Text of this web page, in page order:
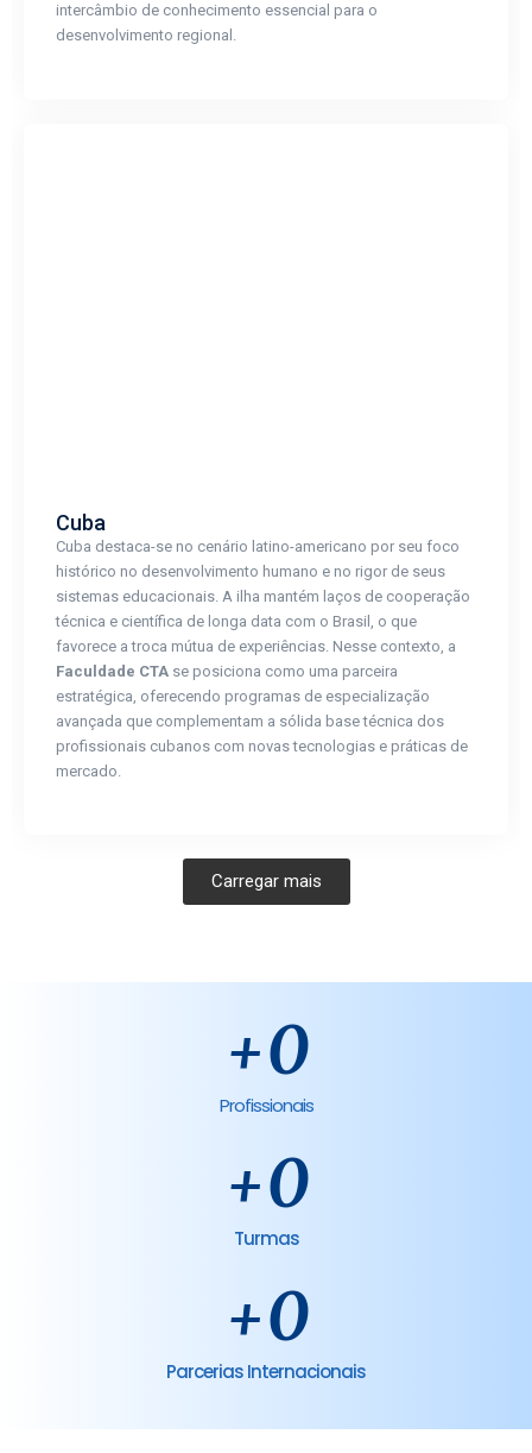
intercâmbio de conhecimento essencial para o
desenvolvimento regional.
Cuba
Cuba destaca-se no cenário latino-americano por seu foco
histórico no desenvolvimento humano e no rigor de seus
sistemas educacionais. A ilha mantém laços de cooperação
técnica e científica de longa data com o Brasil, o que
favorece a troca mútua de experiências. Nesse contexto, a
Faculdade CTA se posiciona como uma parceira
estratégica, oferecendo programas de especialização
avançada que complementam a sólida base técnica dos
profissionais cubanos com novas tecnologias e práticas de
mercado.
Carregar mais
Profissionais
+0
Turmas
+0
Parcerias Internacionais
+0